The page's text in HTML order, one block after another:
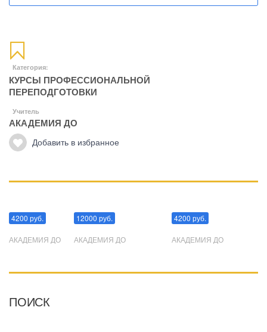
Категория:
КУРСЫ ПРОФЕССИОНАЛЬНОЙ
ПЕРЕПОДГОТОВКИ
Учитель
АКАДЕМИЯ ДО
Добавить в избранное
4200 руб.
АКАДЕМИЯ ДО
12000 руб.
АКАДЕМИЯ ДО
4200 руб.
АКАДЕМИЯ ДО
ПОИСК